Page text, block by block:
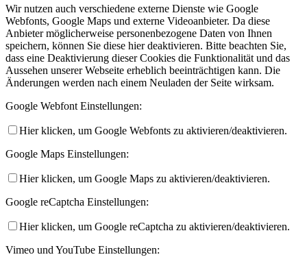
Wir nutzen auch verschiedene externe Dienste wie Google
Webfonts, Google Maps und externe Videoanbieter. Da diese
Anbieter möglicherweise personenbezogene Daten von Ihnen
speichern, können Sie diese hier deaktivieren. Bitte beachten Sie,
dass eine Deaktivierung dieser Cookies die Funktionalität und das
Aussehen unserer Webseite erheblich beeinträchtigen kann. Die
Änderungen werden nach einem Neuladen der Seite wirksam.
Google Webfont Einstellungen:
Hier klicken, um Google Webfonts zu aktivieren/deaktivieren.
Google Maps Einstellungen:
Hier klicken, um Google Maps zu aktivieren/deaktivieren.
Google reCaptcha Einstellungen:
Hier klicken, um Google reCaptcha zu aktivieren/deaktivieren.
Vimeo und YouTube Einstellungen: